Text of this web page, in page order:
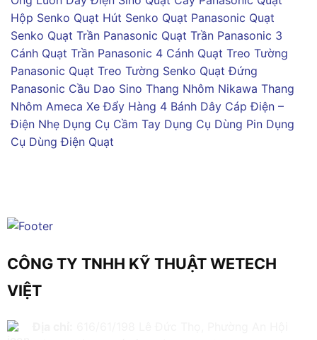
Hộp Senko Quạt Hút Senko Quạt Panasonic Quạt
Senko Quạt Trần Panasonic Quạt Trần Panasonic 3
Cánh Quạt Trần Panasonic 4 Cánh Quạt Treo Tường
Panasonic Quạt Treo Tường Senko Quạt Đứng
Panasonic Cầu Dao Sino Thang Nhôm Nikawa Thang
Nhôm Ameca Xe Đẩy Hàng 4 Bánh Dây Cáp Điện –
Điện Nhẹ Dụng Cụ Cầm Tay Dụng Cụ Dùng Pin Dụng
Cụ Dùng Điện Quạt
CÔNG TY TNHH KỸ THUẬT WETECH
VIỆT